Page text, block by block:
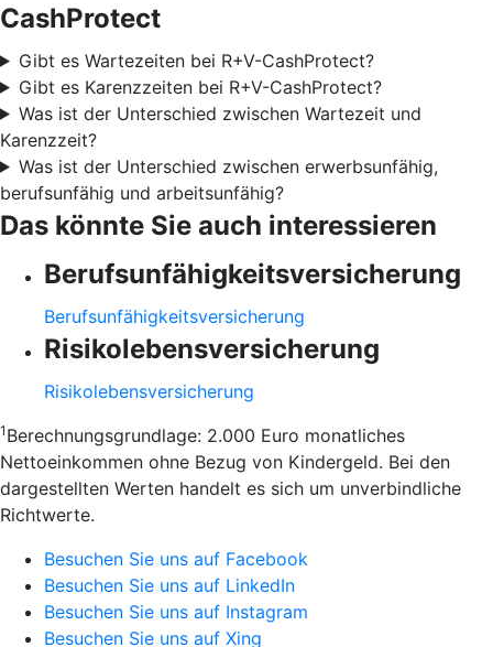
CashProtect
Gibt es Wartezeiten bei R+V-CashProtect?
Gibt es Karenzzeiten bei R+V-CashProtect?
Was ist der Unterschied zwischen Wartezeit und
Karenzzeit?
Was ist der Unterschied zwischen erwerbsunfähig,
berufsunfähig und arbeitsunfähig?
Das könnte Sie auch interessieren
Berufsunfähigkeitsversicherung
Berufsunfähigkeitsversicherung
Risikolebensversicherung
Risikolebensversicherung
1 Berechnungsgrundlage: 2.000 Euro monatliches
Nettoeinkommen ohne Bezug von Kindergeld. Bei den
dargestellten Werten handelt es sich um unverbindliche
Richtwerte.
Besuchen Sie uns auf Facebook
Besuchen Sie uns auf LinkedIn
Besuchen Sie uns auf Instagram
Besuchen Sie uns auf Xing